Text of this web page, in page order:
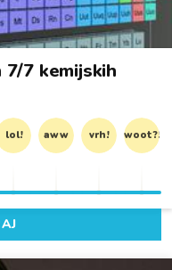
7/7 kemijskih
lol! aww vrh! woot?!